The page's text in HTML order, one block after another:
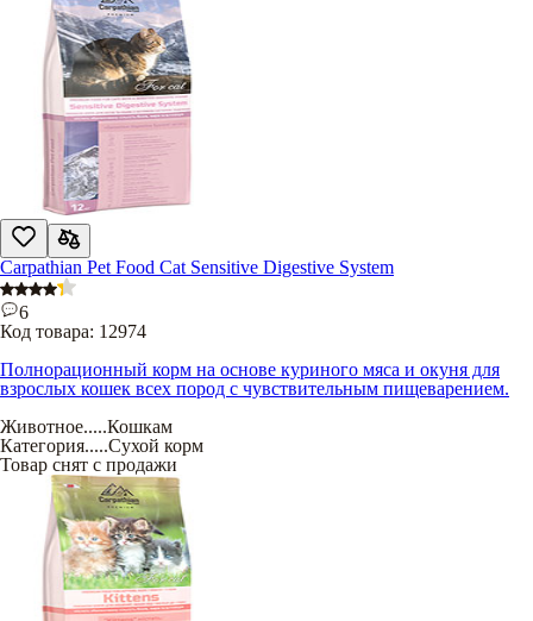
Carpathian Pet Food Cat Sensitive Digestive System
6
Код товара: 12974
Полнорационный корм на основе куриного мяса и окуня для
взрослых кошек всех пород с чувствительным пищеварением.
Животное.....Кошкам
Категория.....Сухой корм
Товар снят с продажи